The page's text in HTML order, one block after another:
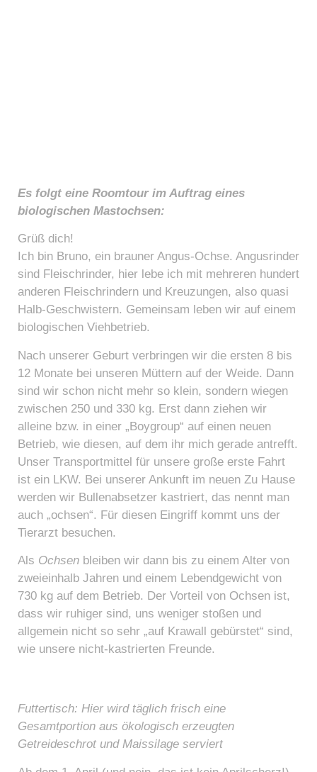
Es folgt eine Roomtour im Auftrag eines
biologischen Mastochsen:
Grüß dich!
Ich bin Bruno, ein brauner Angus-Ochse. Angusrinder
sind Fleischrinder, hier lebe ich mit mehreren hundert
anderen Fleischrindern und Kreuzungen, also quasi
Halb-Geschwistern. Gemeinsam leben wir auf einem
biologischen Viehbetrieb.
Nach unserer Geburt verbringen wir die ersten 8 bis
12 Monate bei unseren Müttern auf der Weide. Dann
sind wir schon nicht mehr so klein, sondern wiegen
zwischen 250 und 330 kg. Erst dann ziehen wir
alleine bzw. in einer „Boygroup“ auf einen neuen
Betrieb, wie diesen, auf dem ihr mich gerade antrefft.
Unser Transportmittel für unsere große erste Fahrt
ist ein LKW. Bei unserer Ankunft im neuen Zu Hause
werden wir Bullenabsetzer kastriert, das nennt man
auch „ochsen“. Für diesen Eingriff kommt uns der
Tierarzt besuchen.
Als Ochsen bleiben wir dann bis zu einem Alter von
zweieinhalb Jahren und einem Lebendgewicht von
730 kg auf dem Betrieb. Der Vorteil von Ochsen ist,
dass wir ruhiger sind, uns weniger stoßen und
allgemein nicht so sehr „auf Krawall gebürstet“ sind,
wie unsere nicht-kastrierten Freunde.
Futtertisch: Hier wird täglich frisch eine
Gesamtportion aus ökologisch erzeugten
Getreideschrot und Maissilage serviert